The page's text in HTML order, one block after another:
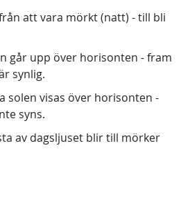
att vara mörkt (natt) - till bli
går upp över horisonten - fram
synlig.
solen visas över horisonten -
syns.
av dagsljuset blir till mörker